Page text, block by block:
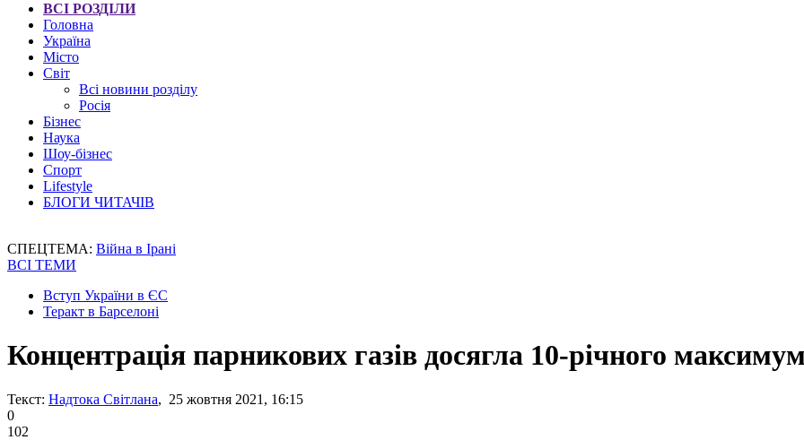
ВСІ РОЗДІЛИ
Головна
Україна
Місто
Світ
Всі новини розділу
Росія
Бізнес
Наука
Шоу-бізнес
Спорт
Lifestyle
БЛОГИ ЧИТАЧІВ
СПЕЦТЕМА: Війна в Ірані
ВСІ ТЕМИ
Вступ України в ЄС
Теракт в Барселоні
Концентрація парникових газів досягла 10-річного
Текст: Надтока Світлана, 25 жовтня 2021, 16:15
0
102